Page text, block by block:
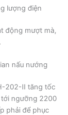
lượng điện
động mượt mà,
nấu nướng
202-II tăng tốc
ngưỡng 2200
phải để phục